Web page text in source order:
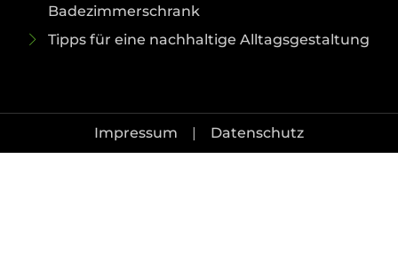
Badezimmerschrank
Tipps für eine nachhaltige Alltagsgestaltung
Impressum Datenschutz